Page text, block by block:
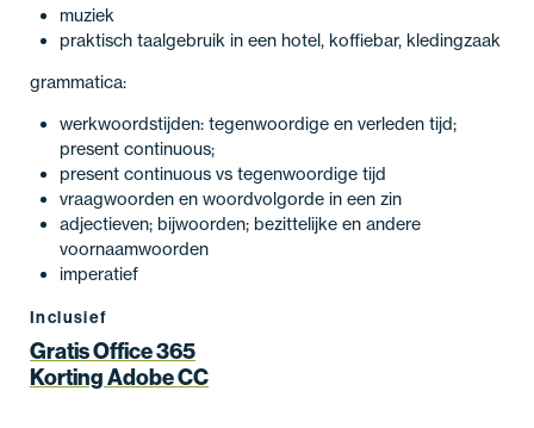
muziek
praktisch taalgebruik in een hotel, koffiebar, kledingzaak
grammatica:
werkwoordstijden: tegenwoordige en verleden tijd;
present continuous;
present continuous vs tegenwoordige tijd
vraagwoorden en woordvolgorde in een zin
adjectieven; bijwoorden; bezittelijke en andere
voornaamwoorden
imperatief
Inclusief
Gratis Office 365
Korting Adobe CC